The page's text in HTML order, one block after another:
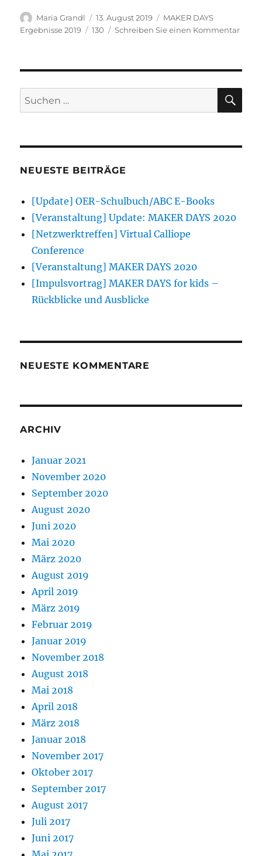
Autor
Maria Grandl
Veröffentlicht
am
13. August 2019 Kategorien
MAKER DAYS
Ergebnisse 2019
Schlagwörter
130 Schreiben Sie einen Kommentarzu
Suchen
nach:
NEUESTE BEITRÄGE
[Update] OER-Schulbuch/ABC E-Books
[Veranstaltung] Update: MAKER DAYS 2020
[Netzwerktreffen] Virtual Calliope
Conference
[Veranstaltung] MAKER DAYS 2020
[Impulsvortrag] MAKER DAYS for kids –
Rückblicke und Ausblicke
NEUESTE KOMMENTARE
ARCHIV
Januar 2021
November 2020
September 2020
August 2020
Juni 2020
Mai 2020
März 2020
August 2019
April 2019
März 2019
Februar 2019
Januar 2019
November 2018
August 2018
Mai 2018
April 2018
März 2018
Januar 2018
November 2017
Oktober 2017
September 2017
August 2017
Juli 2017
Juni 2017